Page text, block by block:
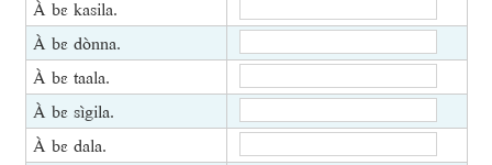
À bɛ kasila.
À bɛ dònna.
À bɛ taala.
À bɛ sìgila.
À bɛ dala.